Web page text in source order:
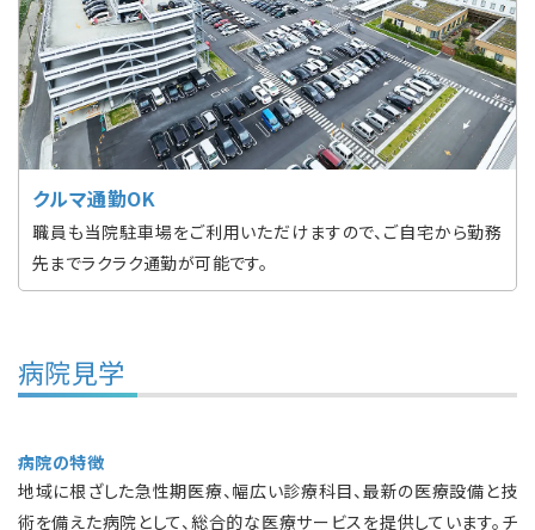
クルマ通勤OK
職員も当院駐車場をご利用いただけますので、ご自宅から勤務
先までラクラク通勤が可能です。
病院見学
病院の特徴
地域に根ざした急性期医療、幅広い診療科目、最新の医療設備と技
術を備えた病院として、総合的な医療サービスを提供しています。チ